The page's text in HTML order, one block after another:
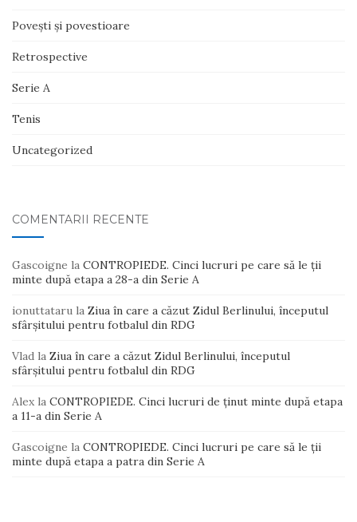
Poveşti şi povestioare
Retrospective
Serie A
Tenis
Uncategorized
COMENTARII RECENTE
Gascoigne la CONTROPIEDE. Cinci lucruri pe care să le ții
minte după etapa a 28-a din Serie A
ionuttataru la Ziua în care a căzut Zidul Berlinului, începutul
sfârșitului pentru fotbalul din RDG
Vlad la Ziua în care a căzut Zidul Berlinului, începutul
sfârșitului pentru fotbalul din RDG
Alex la CONTROPIEDE. Cinci lucruri de ținut minte după etapa
a 11-a din Serie A
Gascoigne la CONTROPIEDE. Cinci lucruri pe care să le ții
minte după etapa a patra din Serie A